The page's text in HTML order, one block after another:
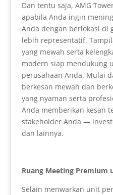
Dan tentu saja, AMG
apabila Anda ingin
Anda dengan berlokasi di
lebih representatif.
yang mewah serta
modern siap mendukung
perusahaan Anda. Mulai
berkesan mewah dan
yang nyaman serta
Anda memberikan kesan
stakeholder Anda —
dan lainnya.
Ruang Meeting Premium
Selain menwarkan unit